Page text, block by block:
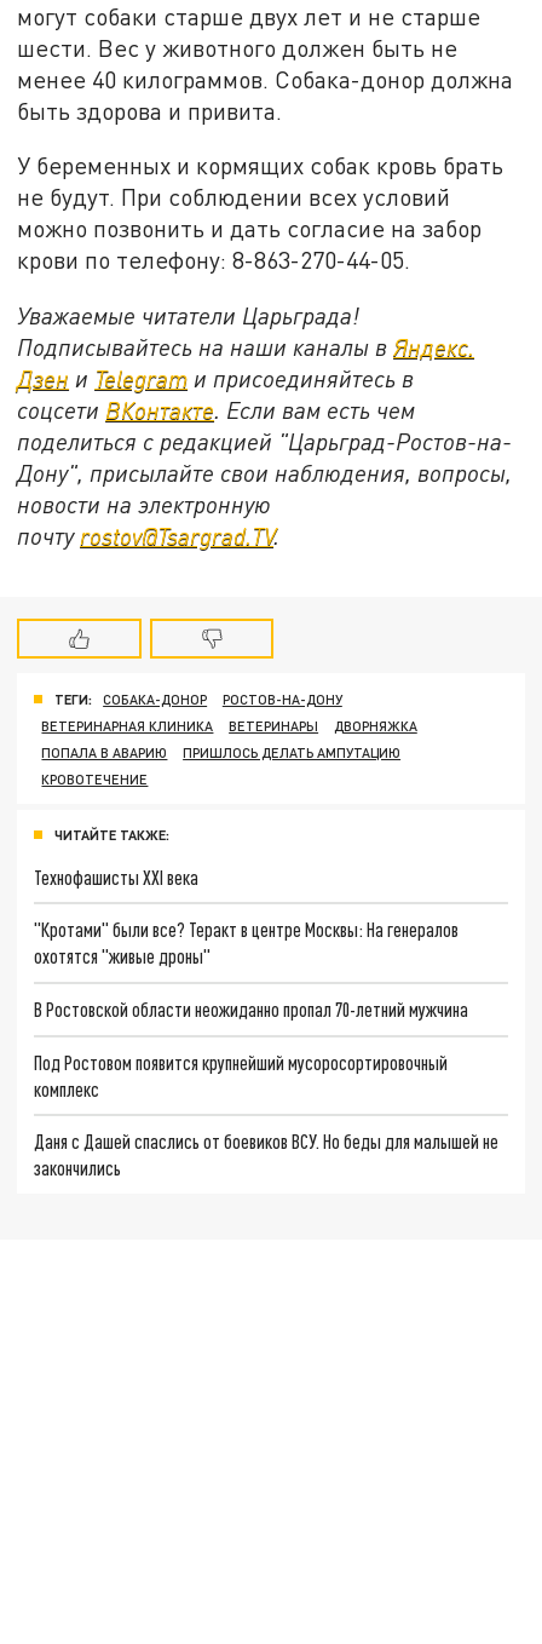
могут собаки старше двух лет и не старше
шести. Вес у животного должен быть не
менее 40 килограммов. Собака-донор должна
быть здорова и привита.
У беременных и кормящих собак кровь брать
не будут. При соблюдении всех условий
можно позвонить и дать согласие на забор
крови по телефону: 8-863-270-44-05.
Уважаемые читатели Царьграда!
Подписывайтесь на наши каналы вЯндекс.
Дзен и Telegram и присоединяйтесь в
соцсети ВКонтакте. Если вам есть чем
поделиться с редакцией "Царьград-Ростов-на-
Дону", присылайте свои наблюдения, вопросы,
новости на электронную
почту rostov@Tsargrad.ТV.
ТЕГИ: СОБАКА-ДОНОР
РОСТОВ-НА-ДОНУ
ВЕТЕРИНАРНАЯ КЛИНИКА
ВЕТЕРИНАРЫ
ДВОРНЯЖКА
ПОПАЛА В АВАРИЮ
ПРИШЛОСЬ ДЕЛАТЬ АМПУТАЦИЮ
КРОВОТЕЧЕНИЕ
ЧИТАЙТЕ ТАКЖЕ:
Технофашисты XXI века
"Кротами" были все? Теракт в центре Москвы: На генералов
охотятся "живые дроны"
В Ростовской области неожиданно пропал 70-летний мужчина
Под Ростовом появится крупнейший мусоросортировочный
комплекс
Даня с Дашей спаслись от боевиков ВСУ. Но беды для малышей не
закончились